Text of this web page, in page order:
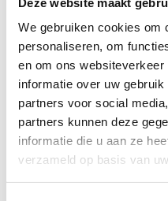
We gebruiken cookies om
personaliseren, om
en om ons
informatie over uw
partners voor social
partners kunnen deze
informatie die u aan ze
verzameld op basis van
kan de last wat hoger
aandeel betrokken
een subsidiebedrag
is prima in balans,
hiervoor een8 uit 10.
Hoewel zeggenschap
andere
gedeeld, zien wij dat